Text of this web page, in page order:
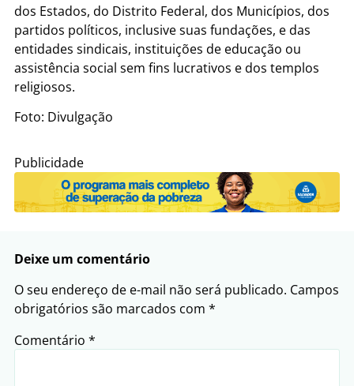
dos Estados, do Distrito Federal, dos Municípios, dos
partidos políticos, inclusive suas fundações, e das
entidades sindicais, instituições de educação ou
assistência social sem fins lucrativos e dos templos
religiosos.
Foto: Divulgação
Publicidade
Deixe um comentário
O seu endereço de e-mail não será publicado. Campos
obrigatórios são marcados com *
Comentário *